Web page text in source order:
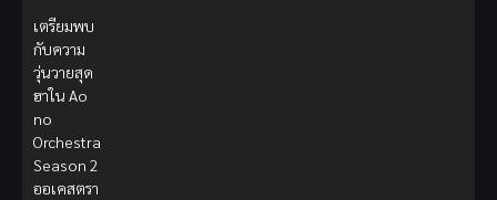
เตรียมพบ
กับความ
วุ่นวายสุด
ฮาใน Ao
no
Orchestra
Season 2
ออเคสตรา